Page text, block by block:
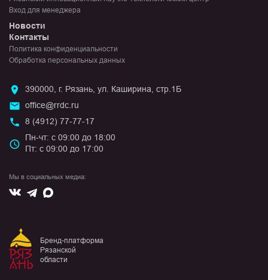
Вход для менеджера
Новости
Контакты
Политика конфиденциальности
Обработка персональных данных
390000, г. Рязань, ул. Каширина, стр.1Б
office@rrdc.ru
8 (4912) 77-77-17
Пн-чт: с 09:00 до 18:00
Пт: с 09:00 до 17:00
Мы в социальных медиа:
Вконтакте
Telegram
Max
Бренд-платформа
Рязанской
области